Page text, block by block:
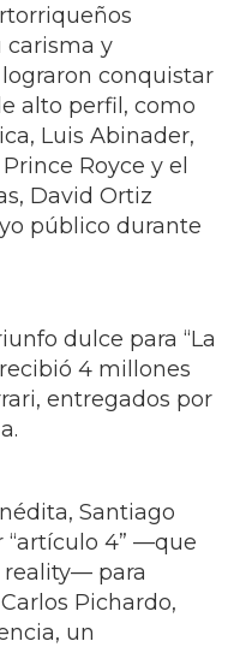
carisma y
conquistar
alto perfil, como
Luis Abinader,
Royce y el
David Ortiz
público durante
dulce para “La
recibió 4 millones
entregados por
Santiago
“artículo 4” —que
reality— para
Pichardo,
un